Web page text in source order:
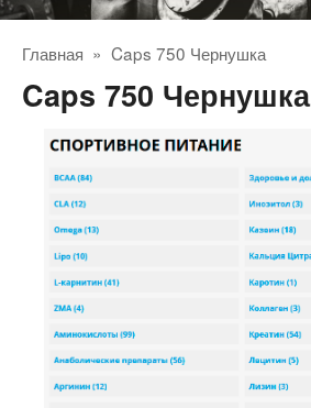
Главная » Caps 750 Чернушка
Caps 750 Чернушка